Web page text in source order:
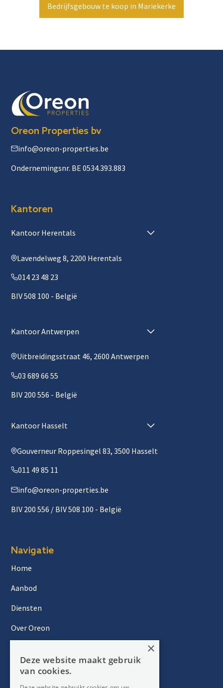
Bedrijfsgebouw te koop in Mariekerke
Oreon Properties bv
info@oreon-properties.be
Ondernemingsnr. BE 0534.393.883
Kantoren
Kantoor Herentals
Lavendelweg 8, 2200 Herentals
014 23 48 23
BIV 508 100 - België
Kantoor Antwerpen
Uitbreidingsstraat 46, 2600 Antwerpen
03 689 66 55
BIV 200 556 - België
Kantoor Hasselt
Gouverneur Roppesingel 83, 3500 Hasselt
011 49 85 11
info@oreon-properties.be
BIV 200 556 / BIV 508 100 - België
Navigatie
Home
Aanbod
Diensten
Over Oreon
Contact
×
Deze website maakt gebruik
van cookies.